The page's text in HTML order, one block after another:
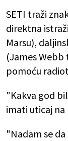
SETI traži
direktna
Marsu),
(James
pomoću
"Kakva god
imati uticaj na
"Nadam se